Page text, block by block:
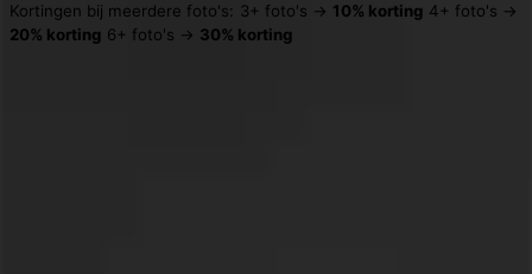
Kortingen bij meerdere foto's: 3+ foto's → 10% korting 4+ foto's →
20% korting 6+ foto's → 30% korting